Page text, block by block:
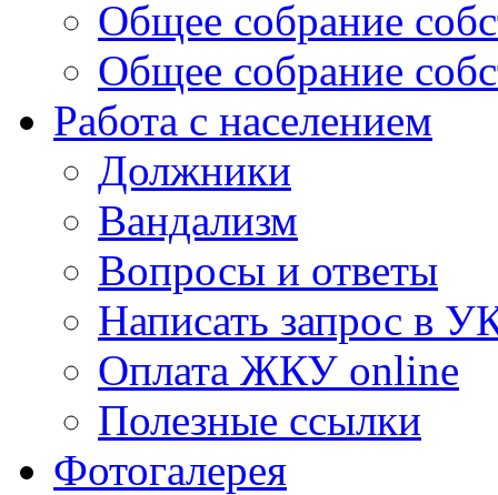
Общее собрание
Общее собрание
Работа с населением
Должники
Вандализм
Вопросы и ответы
Написать запрос в
Оплата ЖКУ online
Полезные ссылки
Фотогалерея